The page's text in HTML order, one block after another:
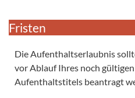
Fristen
Die Aufenthaltserlaubnis
vor Ablauf Ihres noch
Aufenthaltstitels beantragt